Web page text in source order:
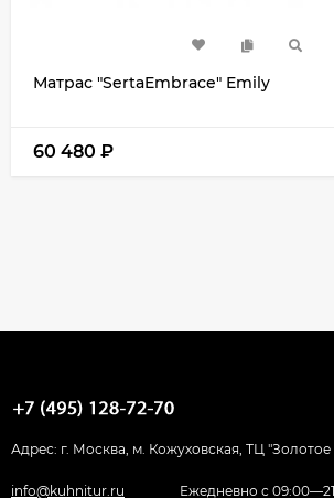
Матрас "SertaEmbrace" Emily
60 480 ₽
Адрес: г. Москва, м. Кожуховская, ТЦ
info@kuhnitur.ru Ежедневно с